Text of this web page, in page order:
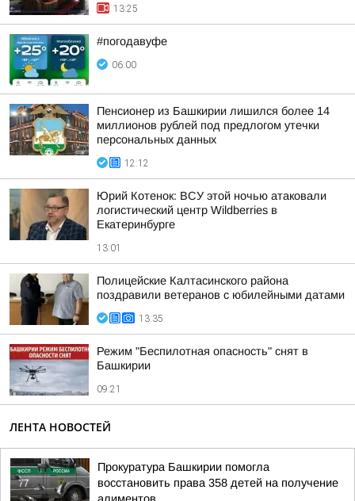
13:25
#погодавуфе
06:00
Пенсионер из Башкирии лишился более 14
миллионов рублей под предлогом утечки
персональных данных
12:12
Юрий Котенок: ВСУ этой ночью атаковали
логистический центр Wildberries в
Екатеринбурге
13:01
Полицейские Калтасинского района
поздравили ветеранов с юбилейными датами
13:35
Режим "Беспилотная опасность" снят в
Башкирии
09:21
ЛЕНТА НОВОСТЕЙ
Прокуратура Башкирии помогла
восстановить права 358 детей на получение